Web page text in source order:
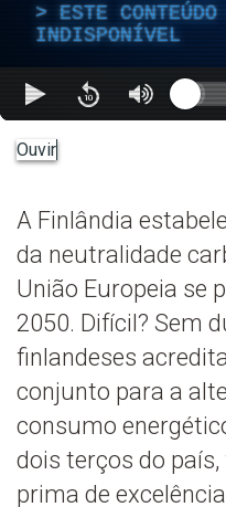
ESTE
INDISPONÍVEL
Ouvir
A Finlândia
da neutralidade
União Europeia se
2050. Difícil? Sem
finlandeses
conjunto para a
consumo
dois terços do
prima de